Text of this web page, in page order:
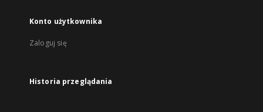
Konto użytkownika
Zaloguj się
Historia przeglądania